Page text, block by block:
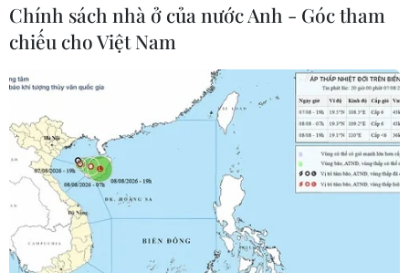
Sacombank triển khai chuyển tiền quốc tế
trực tuyến cho doanh nghiệp
21/12/2018 08:12
Tiện ích nổi bật của giải pháp eFT này là doanh nghiệp
có thể nộp chứng từ trực tuyến thay cho chứng từ giấy,
giúp tiết kiệm thời gian di chuyển và đơn giản hóa thủ
tục.
Chính sách nhà ở của nước Anh - Góc tham
chiếu cho Việt Nam